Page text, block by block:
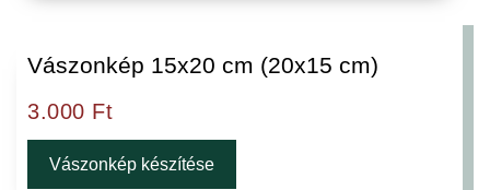
Vászonkép 15x20 cm (20x15 cm)
3.000 Ft
Vászonkép készítése